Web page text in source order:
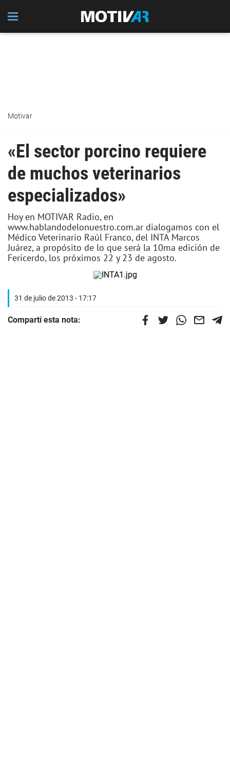
Motivar
«El sector porcino requiere
de muchos veterinarios
especializados»
Hoy en MOTIVAR Radio, en
www.hablandodelonuestro.com.ar dialogamos con el
Médico Veterinario Raúl Franco, del INTA Marcos
Juárez, a propósito de lo que será la 10ma edición de
Fericerdo, los próximos 22 y 23 de agosto.
31 de julio de 2013 - 17:17
Compartí esta nota: